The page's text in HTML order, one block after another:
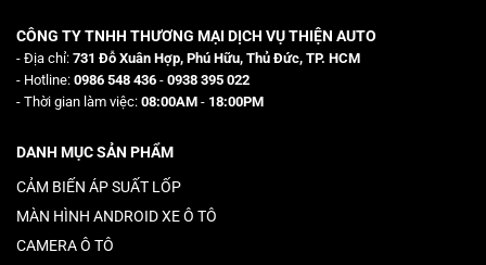
CÔNG TY TNHH THƯƠNG MẠI DỊCH VỤ THIỆN AUTO
- Địa chỉ: 731 Đỗ Xuân Hợp, Phú Hữu, Thủ Đức, TP. HCM
- Hotline: 0986 548 436 - 0938 395 022
- Thời gian làm việc: 08:00AM - 18:00PM
DANH MỤC SẢN PHẨM
CẢM BIẾN ÁP SUẤT LỐP
MÀN HÌNH ANDROID XE Ô TÔ
CAMERA Ô TÔ